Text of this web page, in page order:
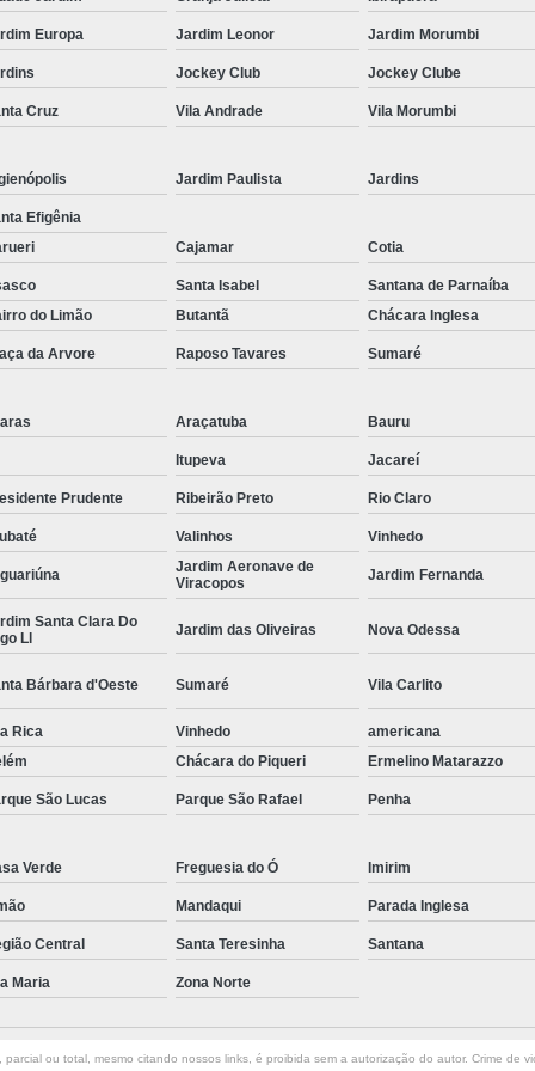
Corrimão Inox Quadrado
Corte a Laser Chapa Aço
Corte a Laser em Chapa
Solda a Laser
Corte a Laser em Chapa de
Corte Chapa a Laser
Corte de Chapa a Laser
Corte
Curvamento de Tubos
Curvamento de Tubos a
Curvamento de Tubos de Aço
Curvamento de Tubos
Corte e Dobra Chapa
Corte e
Dobra Chapa de Alumínio
Dobra de Chapa de
Dobra de Chapa de Ferro
Dobradeira de Chapa
Dobra de
Dobra Tubo com Maçarico
Dobra Tubo Quadrado
Empresa de Corte a Laser Chapa
Europa Jardim Leonor Jardim Morumbi
Jockey Club Jockey Clube
Cruz Vila Andrade Vila Morumbi
Jardim Paulista Jardins
Efigênia
Cajamar Cotia
Santa Isabel Santana de Parnaíba
do Limão Butantã Chácara Inglesa
da Arvore Raposo Tavares Sumaré
Araçatuba Bauru
Itupeva Jacareí
Prudente Ribeirão Preto Rio Claro
Valinhos Vinhedo
Jardim Aeronave de
Viracopos
Jardim Fernanda
Santa Clara Do
Ll
Jardim das Oliveiras Nova Odessa
Bárbara d'Oeste Sumaré Vila Carlito
Rica Vinhedo
americana
Chácara do Piqueri Ermelino Matarazzo
São Lucas Parque São Rafael Penha
Verde Freguesia do Ó Imirim
Mandaqui Parada Inglesa
Central Santa Teresinha Santana
Maria
Zona Norte
ou total, mesmo citando nossos links, é proibida sem a autorização do autor. Crime de